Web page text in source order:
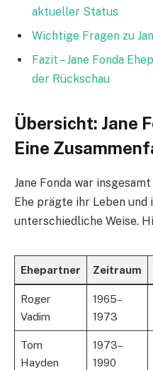
aktueller Status
Wichtige Fragen zu
Fazit – Jane Fonda
der Rückschau
Übersicht: Jane
Eine
Jane Fonda war insgesamt
Ehe prägte ihr Leben und
unterschiedliche Weise.
Ehepartner Zeitraum
Roger
Vadim
1965–
1973
Tom
Hayden
1973–
1990